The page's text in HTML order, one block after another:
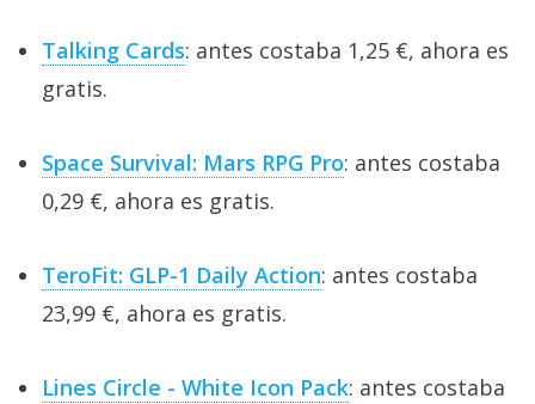
Talking Cards: antes costaba 1,25 €, ahora es
gratis.
Space Survival: Mars RPG Pro: antes costaba
0,29 €, ahora es gratis.
TeroFit: GLP-1 Daily Action: antes costaba
23,99 €, ahora es gratis.
Lines Circle - White Icon Pack: antes costaba